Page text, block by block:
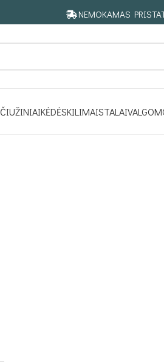
NEMOKAMAS
ČIUŽINIAIKĖDĖSKILIMAISTALAI